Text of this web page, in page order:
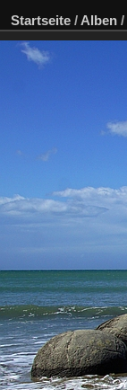
Startseite / Alben /